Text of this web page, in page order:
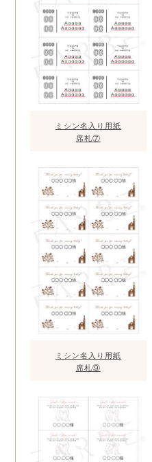
ミシン名入り用紙
席札⑦
ミシン名入り用紙
席札⑨